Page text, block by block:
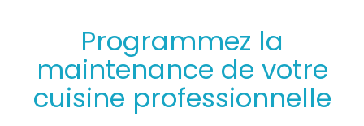
Programmez la
maintenance de votre
cuisine professionnelle